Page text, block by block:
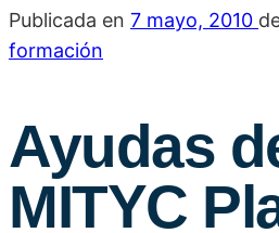
Publicada en 7 mayo, 2010
formación
Ayudas
MITYC